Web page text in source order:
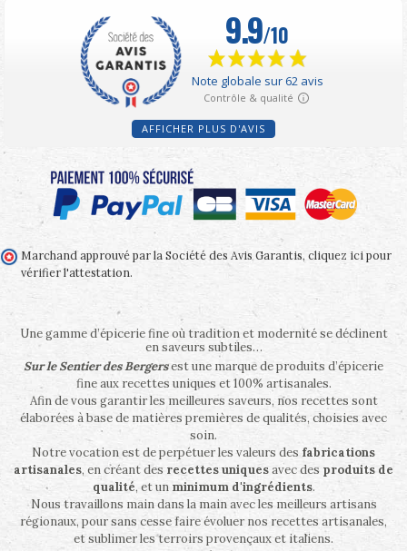
AFFICHER PLUS D'AVIS
Marchand approuvé par la Société des Avis Garantis, cliquez ici pour
vérifier l'attestation.
Une gamme d’épicerie fine où tradition et modernité se déclinent
en saveurs subtiles…
Sur le Sentier des Bergersest une marque de produits d’épicerie
fine aux recettes uniques et 100% artisanales.
Afin de vous garantir les meilleures saveurs, nos recettes sont
élaborées à base de matières premières de qualités, choisies avec
soin.
Notre vocation est de perpétuer les valeurs des fabrications
artisanales, en créant des recettes uniquesavec des produits de
qualité, et un minimum d'ingrédients.
Nous travaillons main dans la main avec les meilleurs artisans
régionaux, pour sans cesse faire évoluer nos recettes artisanales,
et sublimer les terroirs provençaux et italiens.